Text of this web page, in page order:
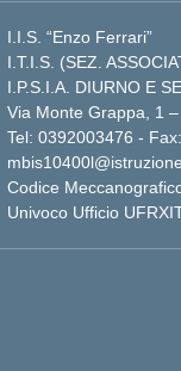
I.I.S. “Enzo Ferrari”
I.T.I.S. (SEZ.
I.P.S.I.A. DIURNO E
Via Monte Grappa, 1
Tel: 0392003476 -
Codice
Univoco Ufficio